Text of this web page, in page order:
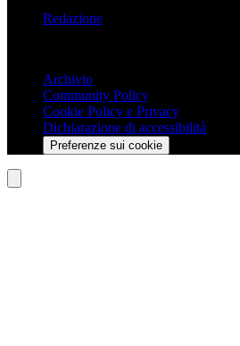
Redazione
Archivio
Community Policy
Cookie Policy e Privacy
Dichiarazione di accessibilità
Preferenze sui cookie